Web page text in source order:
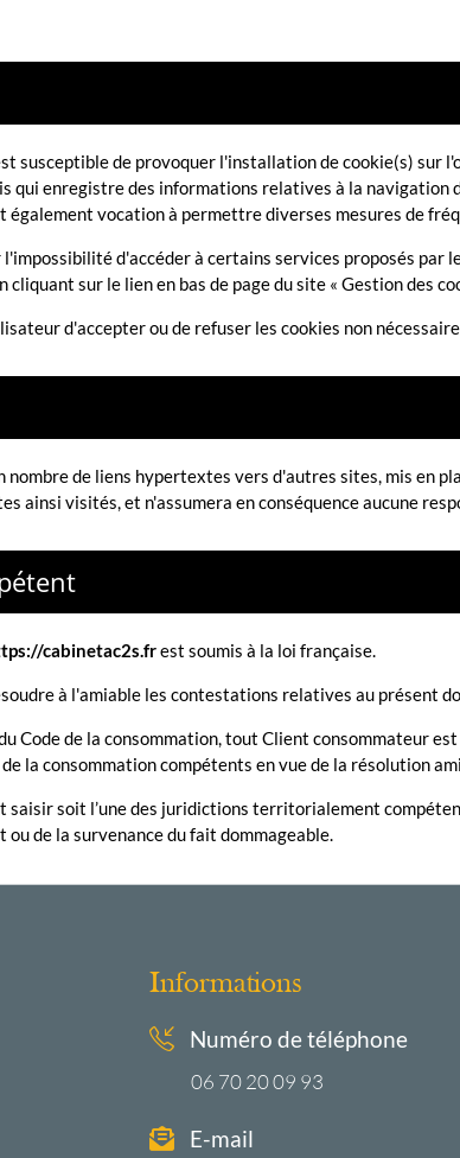
susceptible de provoquer l'installation de cookie(s) sur
enregistre des informations relatives à la navigation
vocation à permettre diverses mesures de
d'accéder à certains services proposés
sur le lien en bas de page du site « Gestion des
d'accepter ou de refuser les cookies non
nombre de liens hypertextes vers d'autres sites, mis en
ainsi visités, et n'assumera en conséquence aucune
cabinetac2s.frest soumis à la loi française.
à l'amiable les contestations relatives au présent
Code de la consommation, tout Client consommateur
la consommation compétents en vue de la résolution
saisir soit l’une des juridictions territorialement
de la survenance du fait dommageable.
Informations
Numéro de téléphone
06 70 20 09 93
E-mail